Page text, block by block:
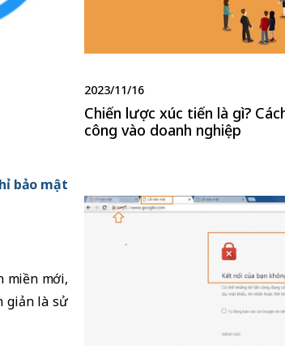
bảo mật
miền mới,
giản là sử
2023/11/16
Chiến lược xúc tiến là gì?
công vào doanh nghiệp